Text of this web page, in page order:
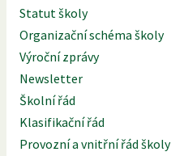
Statut školy
Organizační schéma školy
Výroční zprávy
Newsletter
Školní řád
Klasifikační řád
Provozní a vnitřní řád školy